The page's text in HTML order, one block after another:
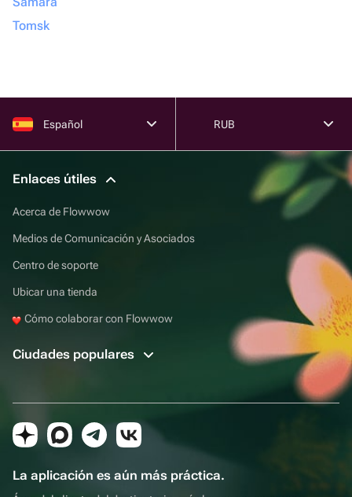
Tomsk
Español RUB
Enlaces útiles
Acerca de Flowwow
Medios de Comunicación y Asociados
Centro de soporte
Ubicar una tienda
Cómo colaborar con Flowwow
Ciudades populares
La aplicación es aún más práctica.